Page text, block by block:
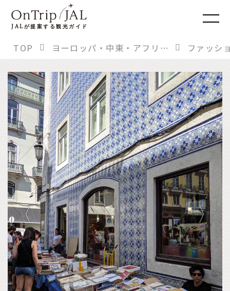
JALが提案する観光ガイド
TOP ヨーロッパ・中東・アフリカ